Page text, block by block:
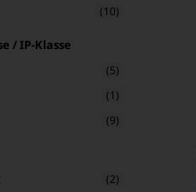
(10)
/ IP-Klasse
(5)
(1)
(9)
(2)